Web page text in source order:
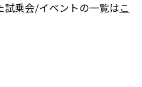
試乗会/イベントの一覧はこ